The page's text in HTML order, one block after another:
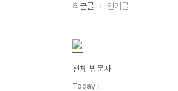
최근글 인기글
전체 방문자
Today :